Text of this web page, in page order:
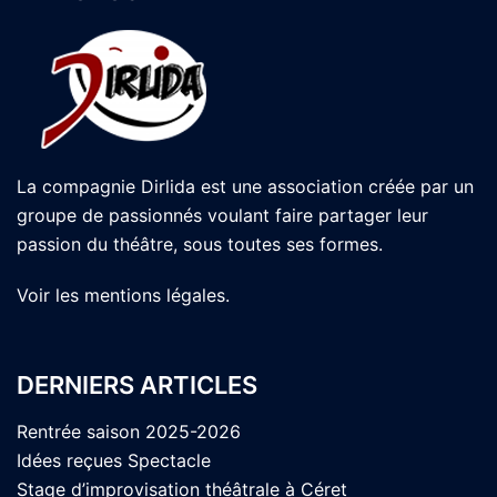
La compagnie Dirlida est une association créée par un
groupe de passionnés voulant faire partager leur
passion du théâtre, sous toutes ses formes.
Voir les mentions légales.
DERNIERS ARTICLES
Rentrée saison 2025-2026
Idées reçues Spectacle
Stage d’improvisation théâtrale à Céret